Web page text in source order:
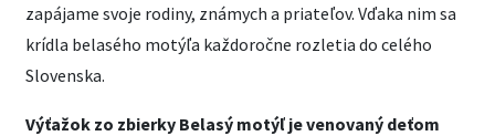
zapájame svoje rodiny, známych a priateľov. Vďaka nim sa
krídla belasého motýľa každoročne rozletia do celého
Slovenska.
Výťažok zo zbierky Belasý motýľ je venovaný deťom